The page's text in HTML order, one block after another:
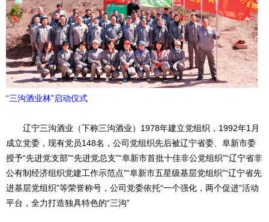
“三沟酒业林”启动仪式
辽宁三沟酒业（下称三沟酒业）1978年建立党组织，1992年1月
成立党委，现有党员148名，公司党组织先后被辽宁省委、阜新市委
授予“先进党支部”“先进党总支”“阜新市首批十佳非公党组织”“辽宁省非
公有制经济组织党建工作示范点”“阜新市五星级基层党组织”“辽宁省先
进基层党组织”等荣誉称号，公司党委依托“一个强化，两个促进”活动
平台，全力打造独具特色的“三沟”